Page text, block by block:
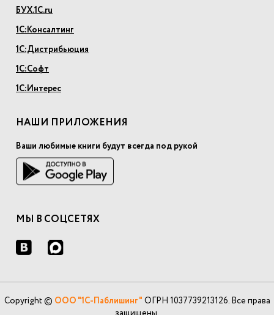
БУХ.1С.ru
1С:Консалтинг
1С:Дистрибьюция
1С:Софт
1С:Интерес
НАШИ ПРИЛОЖЕНИЯ
Ваши любимые книги будут всегда под рукой
МЫ В СОЦСЕТЯХ
Copyright © ООО "1С-Паблишинг" ОГРН 1037739213126. Все права